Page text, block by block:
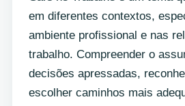
em diferentes contextos,
ambiente profissional e nas
trabalho. Compreender o
decisões apressadas,
escolher caminhos mais